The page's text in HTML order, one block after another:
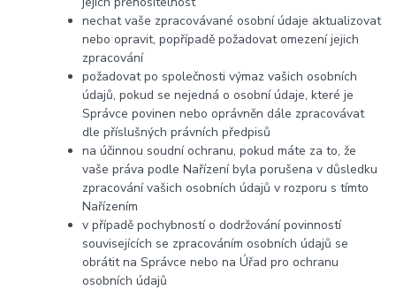
nechat vaše zpracovávané osobní údaje aktualizovat
nebo opravit, popřípadě požadovat omezení jejich
zpracování
požadovat po společnosti výmaz vašich osobních
údajů, pokud se nejedná o osobní údaje, které je
Správce povinen nebo oprávněn dále zpracovávat
dle příslušných právních předpisů
na účinnou soudní ochranu, pokud máte za to, že
vaše práva podle Nařízení byla porušena v důsledku
zpracování vašich osobních údajů v rozporu s tímto
Nařízením
v případě pochybností o dodržování povinností
souvisejících se zpracováním osobních údajů se
obrátit na Správce nebo na Úřad pro ochranu
osobních údajů